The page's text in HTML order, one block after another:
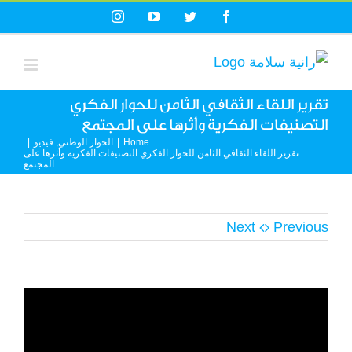
to
content
Facebook
Twitter
YouTube
Instagram
تقرير اللقاء الثقافي الثامن للحوار الفكري
التصنيفات الفكرية وأثرها على المجتمع
Home الحوار الوطني, فيديو
تقرير اللقاء الثقافي الثامن للحوار الفكري التصنيفات الفكرية وأثرها على
المجتمع
Previous
Next